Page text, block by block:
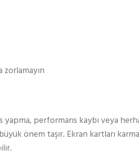
yapma, performans kaybı veya
önem taşır. Ekran kartları